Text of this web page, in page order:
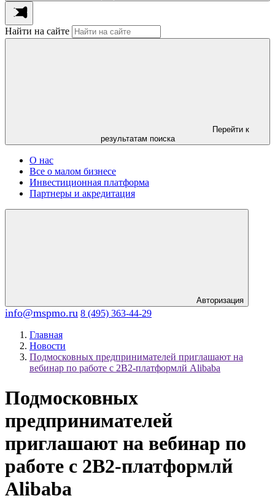
Найти на сайте
Перейти к
результатам поиска
О нас
Все о малом бизнесе
Инвестиционная платформа
Партнеры и акредитация
Авторизация
info@mspmo.ru 8 (495) 363-44-29
Главная
Новости
Подмосковных предпринимателей приглашают на
вебинар по работе с 2B2-платформлй Alibaba
Подмосковных
предпринимателей
приглашают на вебинар по
работе с 2B2-платформлй
Alibaba